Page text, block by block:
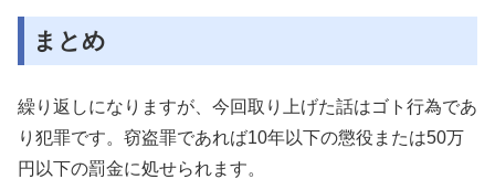
まとめ
繰り返しになりますが、今回取り上げた話はゴト行為であ
り犯罪です。窃盗罪であれば10年以下の懲役または50万
円以下の罰金に処せられます。